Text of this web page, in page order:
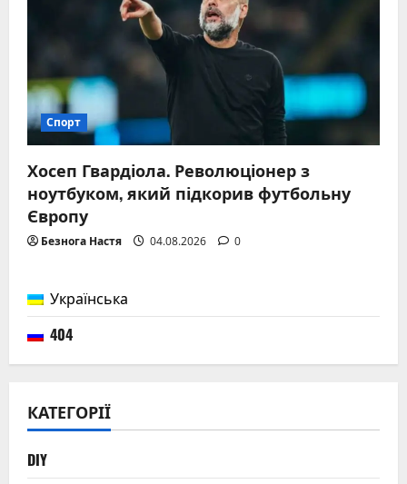
Спорт
Хосеп Гвардіола. Революціонер з
ноутбуком, який підкорив футбольну
Європу
Безнога Настя 04.08.2026 0
Українська
404
КАТЕГОРІЇ
DIY